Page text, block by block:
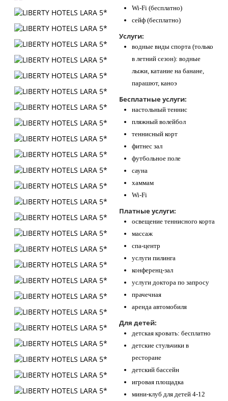
Wi-Fi (бесплатно)
сейф (бесплатно)
Услуги:
водные виды спорта (только
в летний сезон): водные
лыжи, катание на банане,
парашют, каноэ
Бесплатные услуги:
настольный теннис
пляжный волейбол
теннисный корт
фитнес зал
футбольное поле
сауна
хаммам
Wi-Fi
Платные услуги:
освещение теннисного корта
массаж
спа-центр
услуги пилинга
конференц-зал
услуги доктора по запросу
прачечная
аренда автомобиля
Для детей:
детская кровать: бесплатно
детские стульчики в
ресторане
детский бассейн
игровая площадка
мини-клуб для детей 4-12